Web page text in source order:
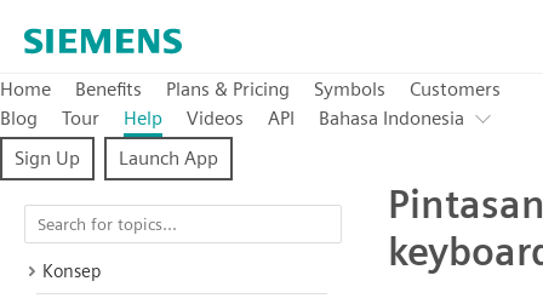
Home Benefits Plans & Pricing Symbols
Customers
Blog
Tour Help Videos API
Bahasa Indonesia
Sign Up
Launch App
Konsep